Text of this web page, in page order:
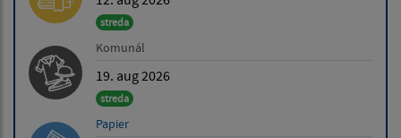
streda
Komunál
19. aug 2026
streda
Papier